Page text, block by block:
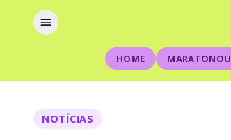
HOME MARATONOU
NOTÍCIAS